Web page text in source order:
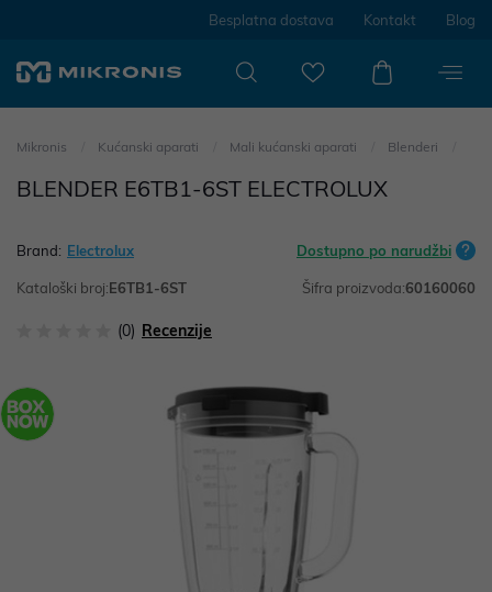
Besplatna dostava Kontakt Blog
Mikronis Kućanski aparati Mali kućanski aparati Blenderi
BLENDER E6TB1-6ST ELECTROLUX
Brand: Electrolux Dostupno po narudžbi
Kataloški broj:E6TB1-6ST Šifra proizvoda:60160060
(0) Recenzije